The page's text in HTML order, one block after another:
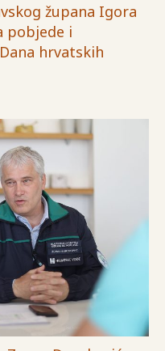
župana Igora
pobjede i
hrvatskih